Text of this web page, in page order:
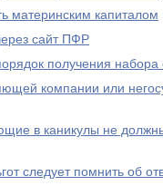
материнским капиталом
сайт ПФР
получения набора
компании или
в каникулы не
следует помнить об